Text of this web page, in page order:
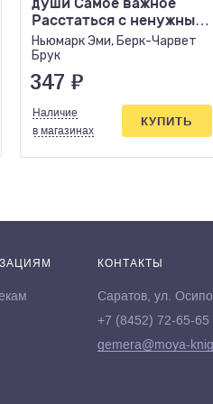
Расстаться с ненужным
и обнаружить, что с
Ньюмарк Эми, Берк-Чарвет
Брук
347 ₽
Наличие
в магазинах
КУПИТЬ
КОНТАКТЫ
Саратов, ул.
+7 (8452) 72-65-65
gemera@moya-